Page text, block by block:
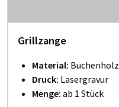
Grillzange
Material: Buchenholz
Druck: Lasergravur
Menge: ab 1 Stück